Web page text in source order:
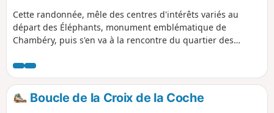
Cette randonnée, mêle des centres d'intérêts variés au
départ des Éléphants, monument emblématique de
Chambéry, puis s'en va à la rencontre du quartier des
la Grande Montagne qui n'a rien à voir avec la haute
montagne, elle révèle toutefois des panoramas sur des
massifs lointains. La première partie s'appuie sur le GR®96.
Boucle de la Croix de la Coche